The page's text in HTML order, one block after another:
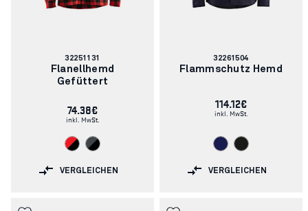
Artikelnummer:
32251131
Flanellhemd
Gefüttert
74.38€
inkl. MwSt.
VERGLEICHEN
Artikelnummer:
32261504
Flammschutz Hemd
114.12€
inkl. MwSt.
VERGLEICHEN